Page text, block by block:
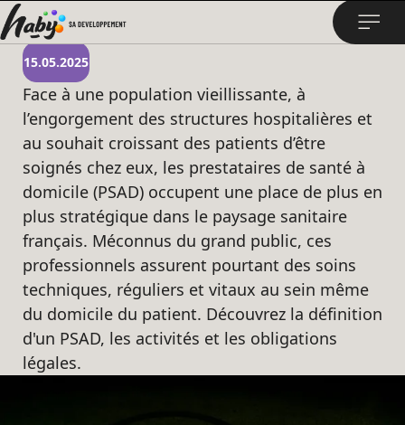
PSAD definition : un maillon essentiel du
parcours de soins !
15.05.2025
Face à une population vieillissante, à
l’engorgement des structures hospitalières et
au souhait croissant des patients d’être
soignés chez eux, les prestataires de santé à
domicile (PSAD) occupent une place de plus en
plus stratégique dans le paysage sanitaire
français. Méconnus du grand public, ces
professionnels assurent pourtant des soins
techniques, réguliers et vitaux au sein même
du domicile du patient. Découvrez la définition
d'un PSAD, les activités et les obligations
légales.